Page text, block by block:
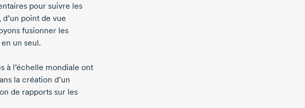
pour suivre les
point de vue
fusionner les
un seul.
à l’échelle mondiale ont
la création d’un
de rapports sur les